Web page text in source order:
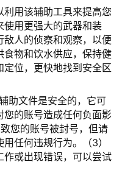
用该辅助工具来提高您
使用更强大的武器和装
人的侦察和观察，以便
食物和饮水供应，保持健
位，更快地找到安全区
助文件是安全的，它可
您的账号造成任何负面影
您的账号被封号，但请
任何违规行为。（3）
或出现错误，可以尝试